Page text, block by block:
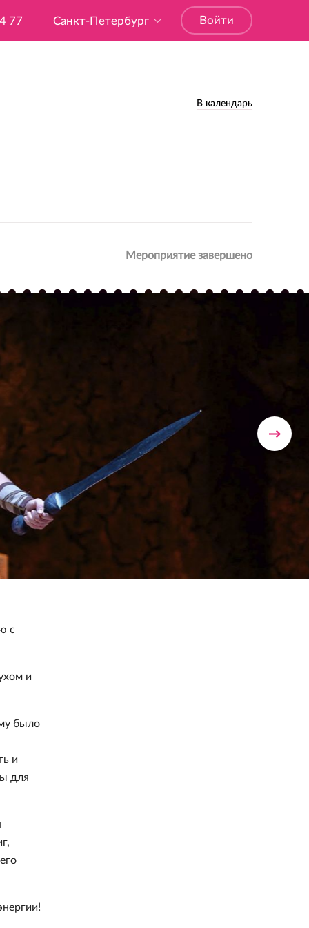
Войти
Санкт-Петербург
77
В календарь
Мероприятие завершено
с
и
было
и
для